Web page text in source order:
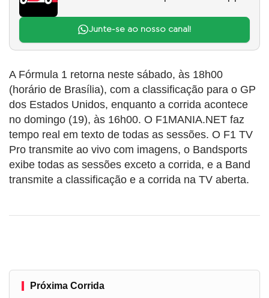
Junte-se ao nosso canal!
A Fórmula 1 retorna neste sábado, às 18h00
(horário de Brasília), com a classificação para o GP
dos Estados Unidos, enquanto a corrida acontece
no domingo (19), às 16h00. O F1MANIA.NET faz
tempo real em texto de todas as sessões. O F1 TV
Pro transmite ao vivo com imagens, o Bandsports
exibe todas as sessões exceto a corrida, e a Band
transmite a classificação e a corrida na TV aberta.
Próxima Corrida